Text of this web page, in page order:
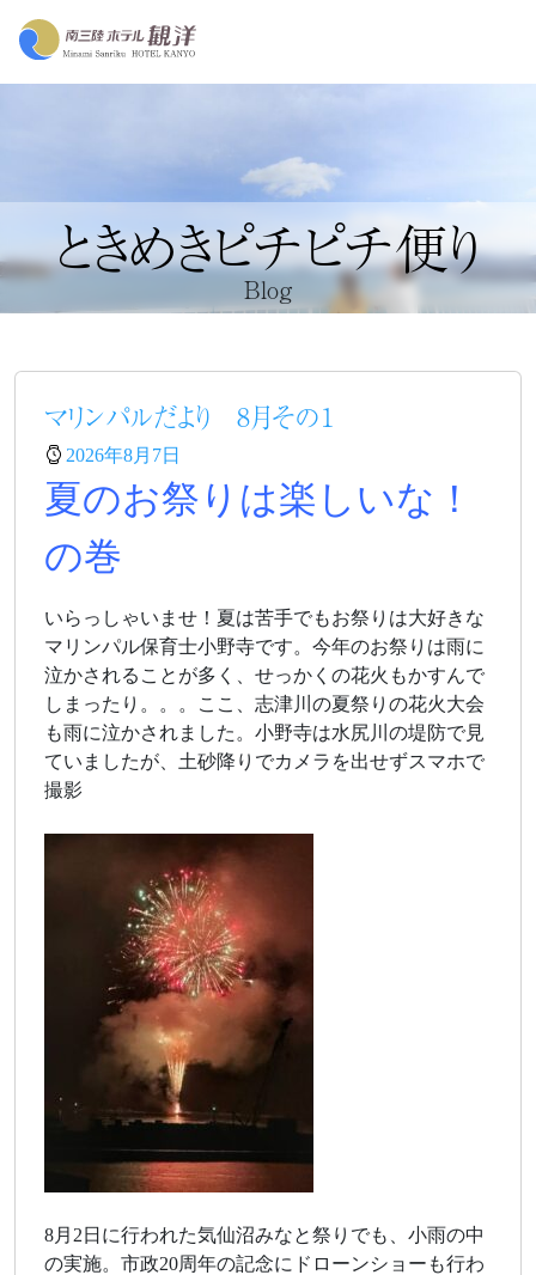
ときめきピチピチ便り
Blog
マリンパルだより 8月その１
2026年8月7日
夏のお祭りは楽しいな！
の巻
いらっしゃいませ！夏は苦手でもお祭りは大好きな
マリンパル保育士小野寺です。今年のお祭りは雨に
泣かされることが多く、せっかくの花火もかすんで
しまったり。。。ここ、志津川の夏祭りの花火大会
も雨に泣かされました。小野寺は水尻川の堤防で見
ていましたが、土砂降りでカメラを出せずスマホで
撮影
8月2日に行われた気仙沼みなと祭りでも、小雨の中
の実施。市政20周年の記念にドローンショーも行わ